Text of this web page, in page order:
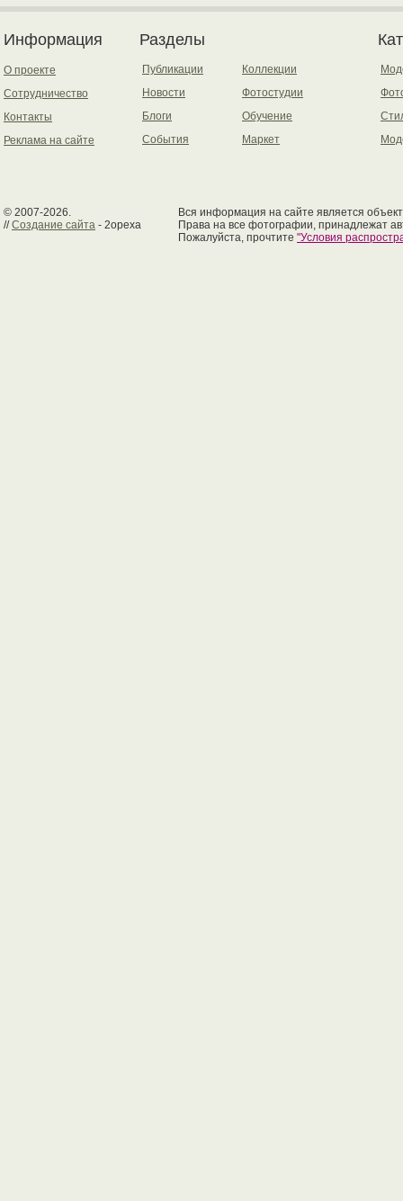
Информация
О проекте
Сотрудничество
Контакты
Реклама на сайте
Разделы
Публикации
Новости
Блоги
События
Коллекции
Фотостудии
Обучение
Маркет
© 2007-2026.
//Создание сайта - 2opexa
Вся информация на сайте является
Права на все фотографии, принадлежат
Пожалуйста, прочтите "Условия